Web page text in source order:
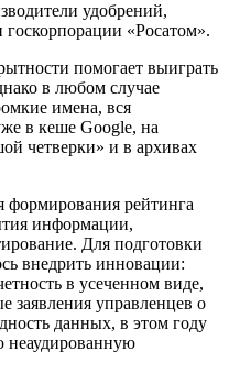
удобрений,
«Росатом».
помогает выиграть
в любом случае
имена, вся
в кеше Google, на
четверки» и в архивах
формирования рейтинга
информации,
Для подготовки
внедрить инновации:
в усеченном виде,
заявления управленцев о
данных, в этом году
неаудированную